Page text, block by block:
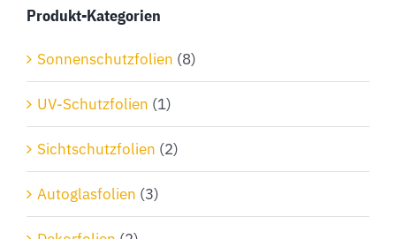
können
Produktseite
gewählt
werden
Produkt-Kategorien
Sonnenschutzfolien (8)
UV-Schutzfolien (1)
Sichtschutzfolien (2)
Autoglasfolien (3)